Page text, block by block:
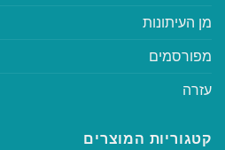
מן העיתונות
מפורסמים
עזרה
קטגוריות המוצרים